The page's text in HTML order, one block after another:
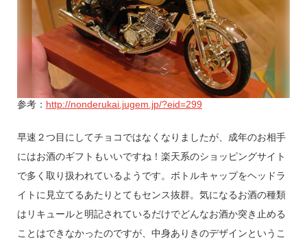
参考： http://nonderukai.jugem.jp/?eid=299
早速２つ目にしてチョコではなくなりましたが、成年のお相手
にはお酒のギフトもいいですね！楽天系のショッピングサイト
で多く取り扱われているようです。ボトルキャップをヘッドラ
イトに見立てるあたりとてもセンス抜群。気になるお酒の種類
はリキュールと明記されているだけでどんなお酒か突き止める
ことはできなかったのですが、中身ありきのデザインというこ